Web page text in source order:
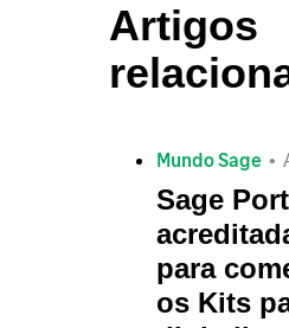
Artigos
Mundo Sage
Sage
para
os Kits